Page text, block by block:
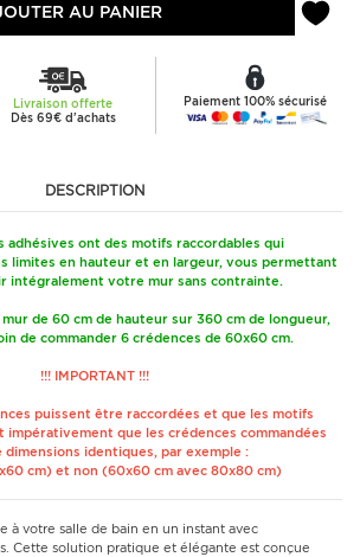
AU PANIER
Livraison offerte
Dès 69€ d'achats
Paiement 100% sécurisé
DESCRIPTION
adhésives ont des motifs raccordables qui
limites en hauteur et en largeur, vous permettant
intégralement votre mur sans contrainte.
de 60 cm de hauteur sur 360 cm de longueur,
de commander 6 crédences de 60x60 cm.
!!! IMPORTANT !!!
puissent être raccordées et que les motifs
que les crédences commandées
dimensions identiques, par exemple :
cm) et non (60x60 cm avec 80x80 cm)
à votre salle de bain en un instant avec
Cette solution pratique et élégante est conçue